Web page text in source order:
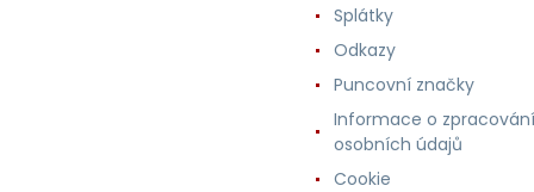
Splátky
Odkazy
Puncovní značky
Informace o zpracování
osobních údajů
Cookie